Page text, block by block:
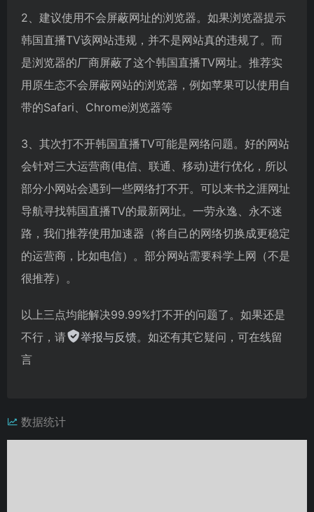
2、建议使用不会屏蔽网址的浏览器。如果浏览器提示
韩国直播TV该网站违规，并不是网站真的违规了。而
是浏览器的厂商屏蔽了这个韩国直播TV网址。推荐实
用原生态不会屏蔽网站的浏览器，例如苹果可以使用自
带的Safari、Chrome浏览器等
3、其次打不开韩国直播TV可能是网络问题。好的网站
会针对三大运营商(电信、联通、移动)进行优化，所以
部分小网站会遇到一些网络打不开。可以来书之涯网址
导航寻找韩国直播TV的最新网址。一劳永逸、永不迷
路，我们推荐使用加速器（将自己的网络切换成更稳定
的运营商，比如电信）。部分网站需要科学上网（不是
很推荐）。
以上三点均能解决99.99%打不开的问题了。如果还是
不行，请
举报与反馈。如还有其它疑问，可在线留
言
数据统计